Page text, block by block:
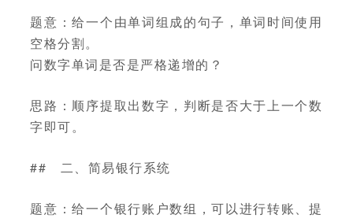
题意：给一个由单词组成的句子，单词时间使用
空格分割。
问数字单词是否是严格递增的？
思路：顺序提取出数字，判断是否大于上一个数
字即可。
## 二、简易银行系统
题意：给一个银行账户数组，可以进行转账、提